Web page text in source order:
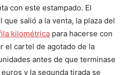
con este estampado. El
que salió a la venta, la plaza del
kilométrica para hacerse con
el cartel de agotado de la
antes de que terminase
y la segunda tirada se